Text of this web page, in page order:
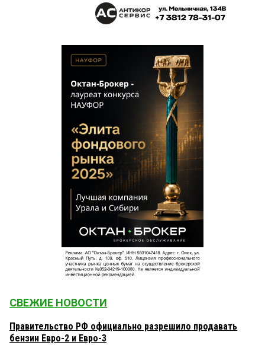
СВЕЖИЕ НОВОСТИ
Правительство РФ официально разрешило продавать
бензин Евро-2 и Евро-3